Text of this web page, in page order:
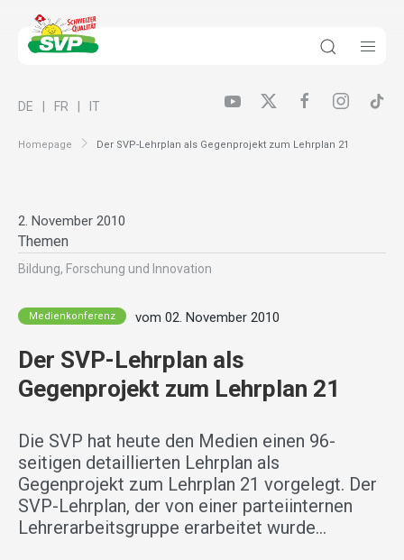
Homepage Der SVP-Lehrplan als Gegenprojekt zum Lehrplan 21
DE FR IT
2. November 2010
Themen
Bildung, Forschung und Innovation
Medienkonferenz vom 02. November 2010
Der SVP-Lehrplan als
Gegenprojekt zum Lehrplan 21
Die SVP hat heute den Medien einen 96-
seitigen detaillierten Lehrplan als
Gegenprojekt zum Lehrplan 21 vorgelegt. Der
SVP-Lehrplan, der von einer parteiinternen
Lehrerarbeitsgruppe erarbeitet wurde…